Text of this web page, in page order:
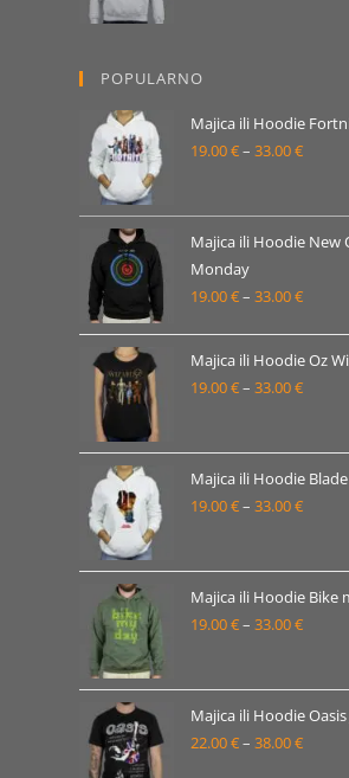
33.00
POPULARNO
Majica ili Hoodie
19.00€– 33.00€Raspon
od
19.00
33.00 €
Majica ili Hoodie New
Monday
19.00€– 33.00€Raspon
od
19.00 €
Majica ili Hoodie Oz
19.00€– 33.00€Raspon
od
19.00
do
Majica ili Hoodie
19.00€– 33.00€Raspon
od
19.00
do
Majica ili Hoodie Bike
19.00€– 33.00€Raspon
od
19.00
do
Majica ili Hoodie Oasis
22.00€– 38.00€Raspon